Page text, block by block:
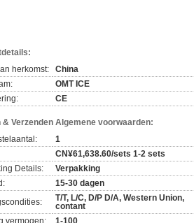
herkomst:
China
OMT ICE
CE
& Verzenden Algemene voorwaarden:
1
CN¥61,638.60/sets 1-2 sets
Details:
Verpakking
15-30 dagen
T/T, L/C, D/P D/A, Western Union,
contant
vermogen:
1-100